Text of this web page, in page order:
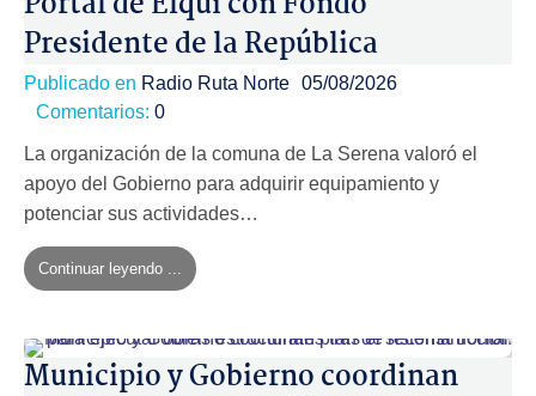
Presidente de la República
Publicado en Radio Ruta Norte 05/08/2026
Comentarios: 0
La organización de la comuna de La Serena valoró el
apoyo del Gobierno para adquirir equipamiento y
potenciar sus actividades…
Continuar leyendo ...
Municipio y Gobierno coordinan